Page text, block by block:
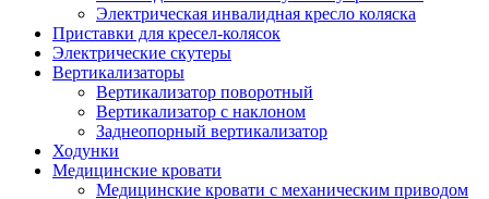
Электрическая инвалидная кресло коляска
Приставки для кресел-колясок
Электрические скутеры
Вертикализаторы
Вертикализатор поворотный
Вертикализатор с наклоном
Заднеопорный вертикализатор
Ходунки
Медицинские кровати
Медицинские кровати с механическим приводом